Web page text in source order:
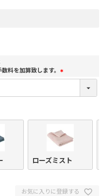
料を加算致します。
(
須
ローズミスト
お気に入りに登録する